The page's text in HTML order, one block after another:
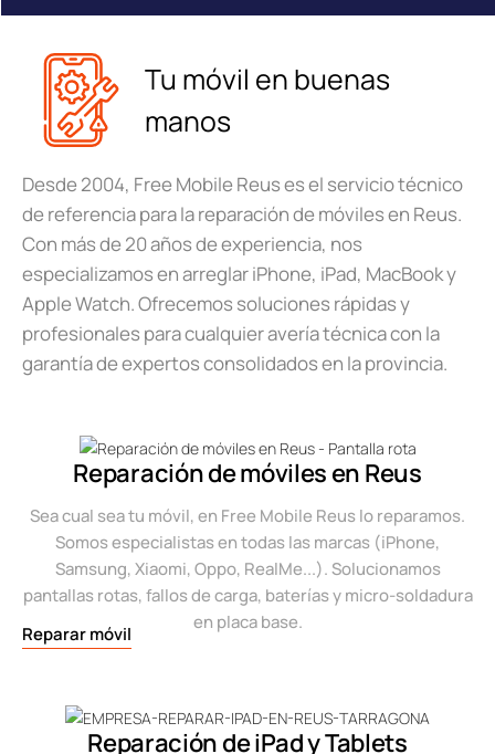
Tu móvil en buenas
manos
Desde 2004, Free Mobile Reus es el servicio técnico
de referencia para la reparación de móviles en Reus.
Con más de 20 años de experiencia, nos
especializamos en arreglar iPhone, iPad, MacBook y
Apple Watch. Ofrecemos soluciones rápidas y
profesionales para cualquier avería técnica con la
garantía de expertos consolidados en la provincia.
Reparación de móviles en Reus
Sea cual sea tu móvil, en Free Mobile Reus lo reparamos.
Somos especialistas en todas las marcas (iPhone,
Samsung, Xiaomi, Oppo, RealMe...). Solucionamos
pantallas rotas, fallos de carga, baterías y micro-soldadura
en placa base.
Reparar móvil
Reparación de iPad y Tablets